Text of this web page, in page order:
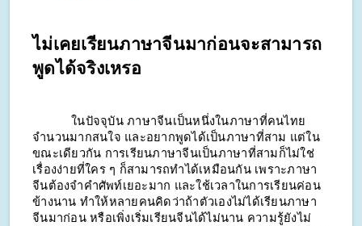
ไม่เคยเรียนภาษาจีนมาก่อนจะสามารถ
พูดได้จริงเหรอ
ในปัจจุบัน ภาษาจีนเป็นหนึ่งในภาษาที่คนไทย
จำนวนมากสนใจ และอยากพูดได้เป็นภาษาที่สาม แต่ใน
ขณะเดียวกัน การเรียนภาษาจีนเป็นภาษาที่สามก็ไม่ใช่
เรื่องง่ายที่ใคร ๆ ก็สามารถทำได้เหมือนกัน เพราะภาษา
จีนต้องจำคำศัพท์เยอะมาก และใช้เวลาในการเรียนค่อน
ข้างนาน ทำให้หลายคนคิดว่าถ้าตัวเองไม่ได้เรียนภาษา
จีนมาก่อน หรือเพิ่งเริ่มเรียนจีนได้ไม่นาน ความรู้ยังไม่